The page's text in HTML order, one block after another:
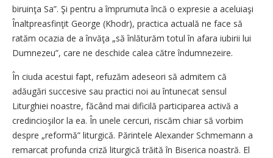
biruinţa Sa”. Şi pentru a împrumuta încă o expresie a aceluiaşi
Înaltpreasfinţit George (Khodr), practica actuală ne face să
ratăm ocazia de a învăţa „să înlăturăm totul în afara iubirii lui
Dumnezeu”, care ne deschide calea către îndumnezeire.
În ciuda acestui fapt, refuzăm adeseori să admitem că
adăugări succesive sau practici noi au întunecat sensul
Liturghiei noastre, făcând mai dificilă participarea activă a
credincioşilor la ea. În unele cercuri, riscăm chiar să vorbim
despre „reformă” liturgică. Părintele Alexander Schmemann a
remarcat profunda criză liturgică trăită în Biserica noastră. El